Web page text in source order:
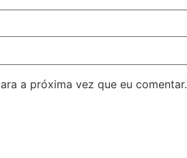
a próxima vez que eu comentar.